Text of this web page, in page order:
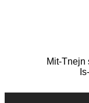
Mit-Tnejn